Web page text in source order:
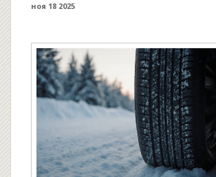
ноя 18 2025